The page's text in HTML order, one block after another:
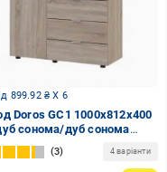
899.92 ₴ X 6
Doros GС1 1000x812x400
сонома/дуб сонома
3 4 варіанти